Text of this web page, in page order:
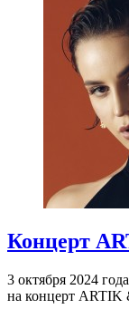
Концерт
3 октября 2024
на концерт